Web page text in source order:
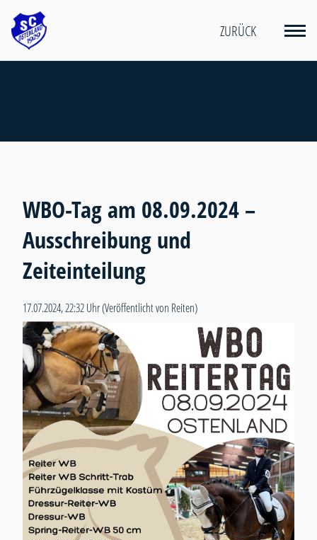
ZURÜCK
WBO-Tag am 08.09.2024 –
Ausschreibung und
Zeiteinteilung
17.07.2024, 22:32 Uhr(Veröffentlicht von Reiten)